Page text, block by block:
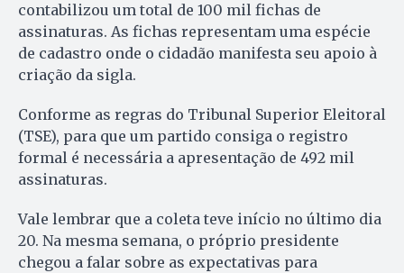
contabilizou um total de 100 mil fichas de
assinaturas. As fichas representam uma espécie
de cadastro onde o cidadão manifesta seu apoio à
criação da sigla.
Conforme as regras do Tribunal Superior Eleitoral
(TSE), para que um partido consiga o registro
formal é necessária a apresentação de 492 mil
assinaturas.
Vale lembrar que a coleta teve início no último dia
20. Na mesma semana, o próprio presidente
chegou a falar sobre as expectativas para